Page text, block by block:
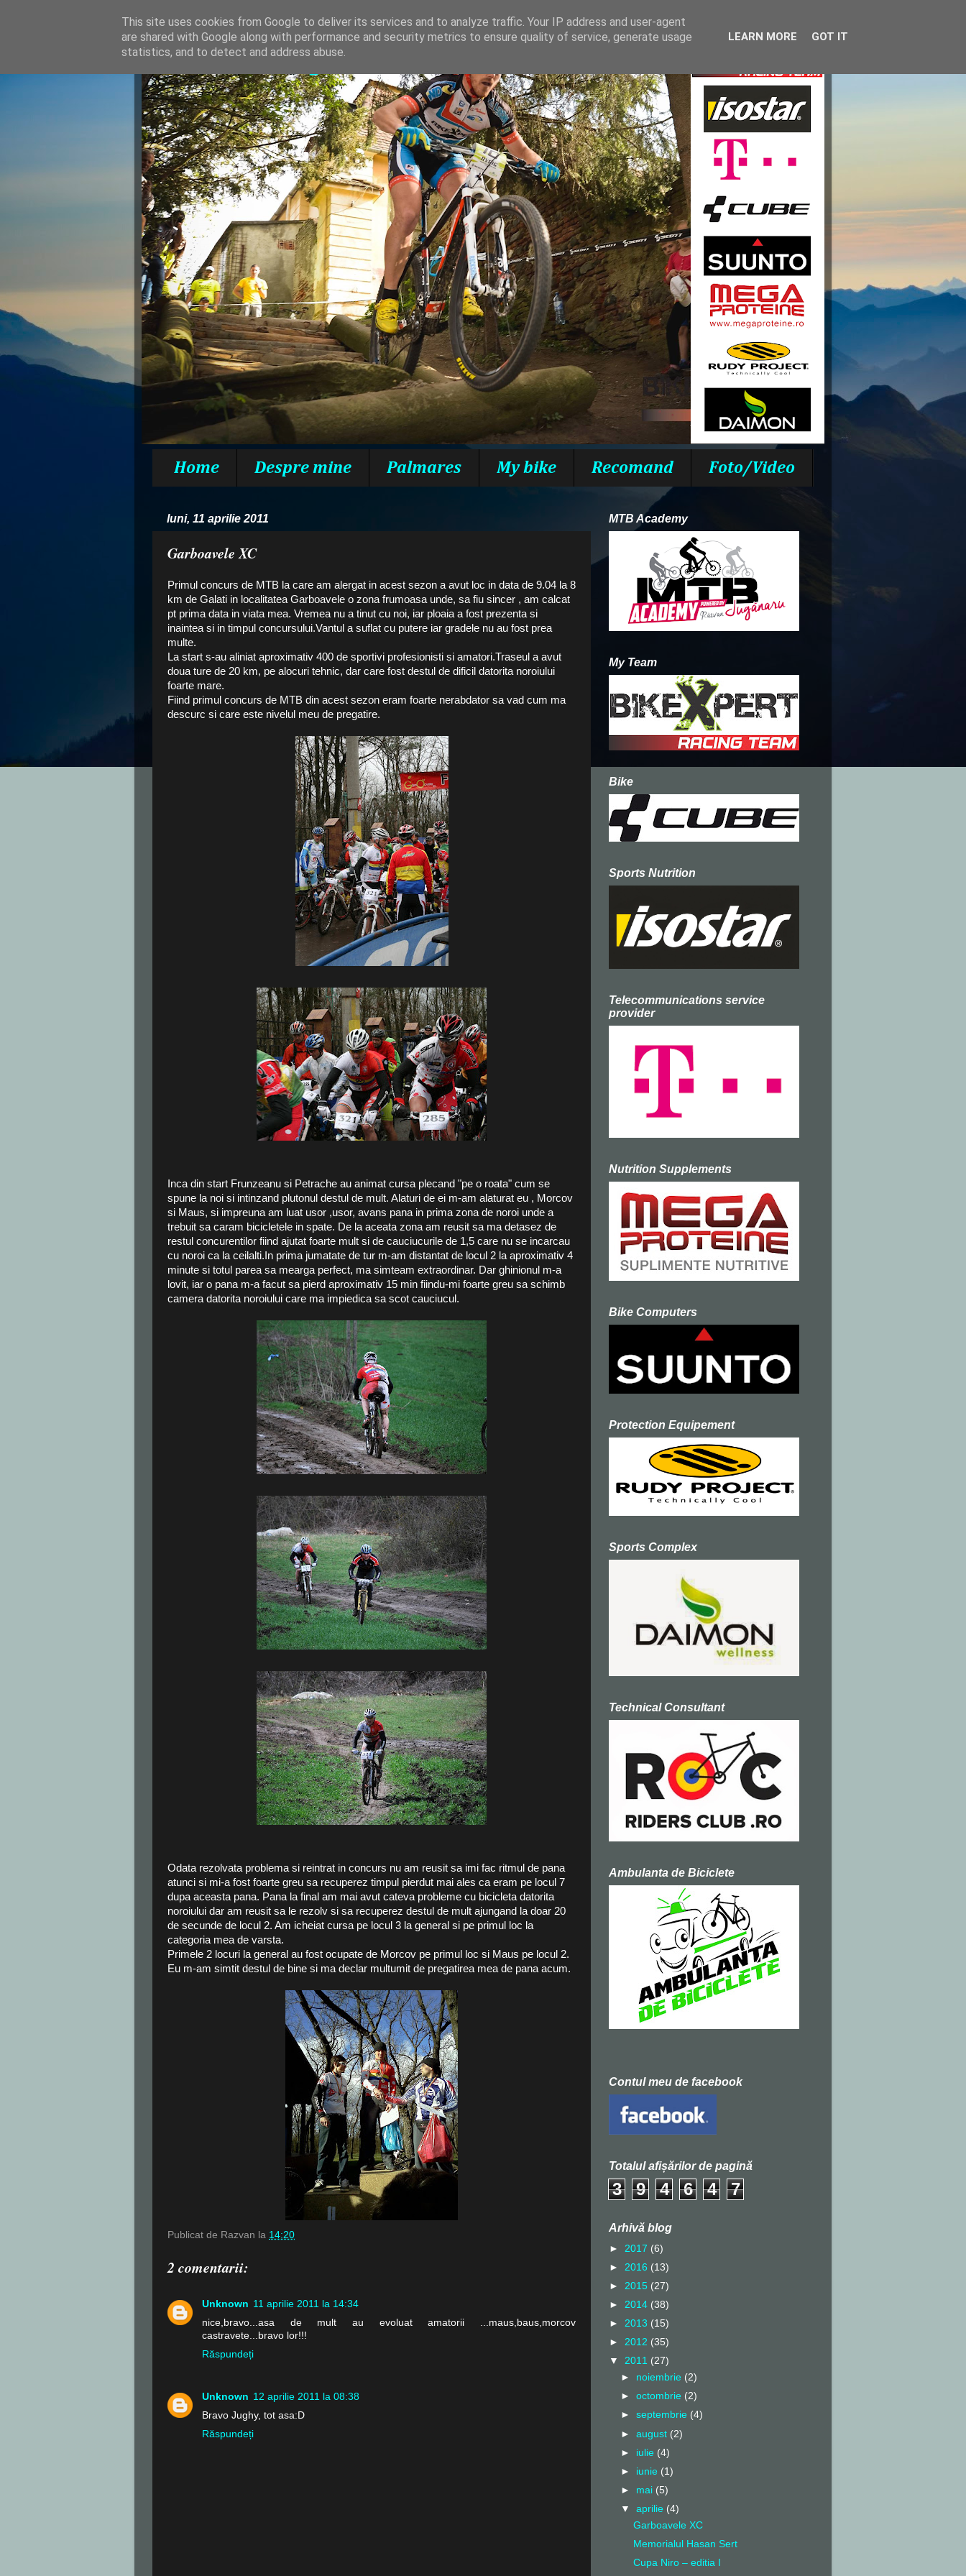
Razvan Juganaru
Home Despre mine Palmares My bike Recomand Foto/Video
luni, 11 aprilie 2011
Garboavele XC
Primul concurs de MTB la care am alergat in acest sezon a avut loc in data de 9.04 la 8
km de Galati in localitatea Garboavele o zona frumoasa unde, sa fiu sincer , am calcat
pt prima data in viata mea. Vremea nu a tinut cu noi, iar ploaia a fost prezenta si
inaintea si in timpul concursului.Vantul a suflat cu putere iar gradele nu au fost prea
multe.
La start s-au aliniat aproximativ 400 de sportivi profesionisti si amatori.Traseul a avut
doua ture de 20 km, pe alocuri tehnic, dar care fost destul de dificil datorita noroiului
foarte mare.
Fiind primul concurs de MTB din acest sezon eram foarte nerabdator sa vad cum ma
descurc si care este nivelul meu de pregatire.
Inca din start Frunzeanu si Petrache au animat cursa plecand "pe o roata" cum se
spune la noi si intinzand plutonul destul de mult. Alaturi de ei m-am alaturat eu , Morcov
si Maus, si impreuna am luat usor ,usor, avans pana in prima zona de noroi unde a
trebuit sa caram bicicletele in spate. De la aceata zona am reusit sa ma detasez de
restul concurentilor fiind ajutat foarte mult si de cauciucurile de 1,5 care nu se incarcau
cu noroi ca la ceilalti.In prima jumatate de tur m-am distantat de locul 2 la aproximativ 4
minute si totul parea sa mearga perfect, ma simteam extraordinar. Dar ghinionul m-a
lovit, iar o pana m-a facut sa pierd aproximativ 15 min fiindu-mi foarte greu sa schimb
camera datorita noroiului care ma impiedica sa scot cauciucul.
Odata rezolvata problema si reintrat in concurs nu am reusit sa imi fac ritmul de pana
atunci si mi-a fost foarte greu sa recuperez timpul pierdut mai ales ca eram pe locul 7
dupa aceasta pana. Pana la final am mai avut cateva probleme cu bicicleta datorita
noroiului dar am reusit sa le rezolv si sa recuperez destul de mult ajungand la doar 20
de secunde de locul 2. Am icheiat cursa pe locul 3 la general si pe primul loc la
categoria mea de varsta.
Primele 2 locuri la general au fost ocupate de Morcov pe primul loc si Maus pe locul 2.
Eu m-am simtit destul de bine si ma declar multumit de pregatirea mea de pana acum.
Publicat de Razvan la 14:20
2 comentarii:
Unknown 11 aprilie 2011 la 14:34
nice,bravo...asa de mult au evoluat amatorii ...maus,baus,morcov
castravete...bravo lor!!!
Răspundeți
Unknown 12 aprilie 2011 la 08:38
Bravo Jughy, tot asa:D
Răspundeți
MTB Academy
My Team
Bike
Sports Nutrition
Telecommunications service
provider
Nutrition Supplements
Bike Computers
Protection Equipement
Sports Complex
Technical Consultant
Ambulanta de Biciclete
Contul meu de facebook
Totalul afișărilor de pagină
3 9 4 6 4 7
Arhivă blog
► 2017 (6)
► 2016 (13)
► 2015 (27)
► 2014 (38)
► 2013 (15)
► 2012 (35)
▼ 2011 (27)
► noiembrie (2)
►octombrie (2)
►septembrie (4)
►august (2)
► iulie (4)
► iunie (1)
► mai (5)
▼aprilie (4)
Garboavele XC
Memorialul Hasan Sert
Cupa Niro – editia I
This site uses cookies from Google to deliver its services and to analyze traffic. Your IP address and user-agent
are shared with Google along with performance and security metrics to ensure quality of service, generate usage
statistics, and to detect and address abuse.
LEARN MORE GOT IT